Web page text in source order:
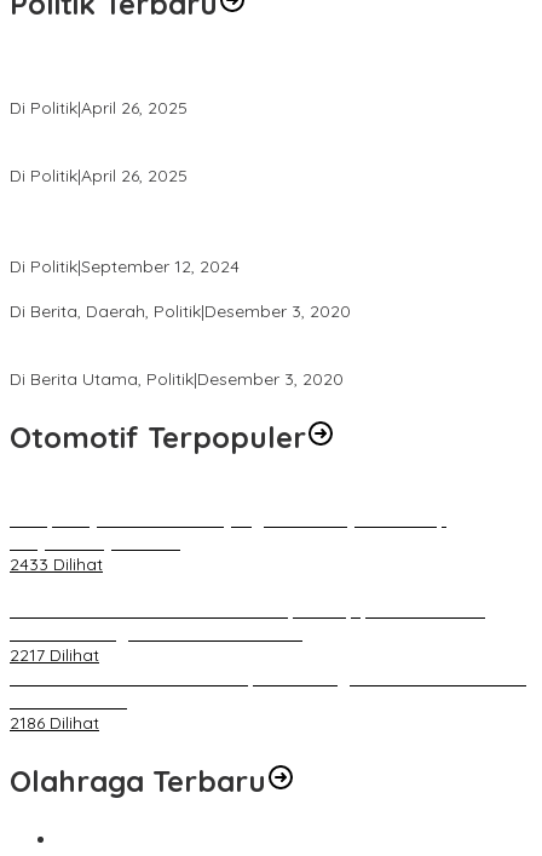
Di Politik|April 26, 2025
Di Politik|April 26, 2025
Di Politik|September 12, 2024
Di Berita, Daerah, Politik|Desember 3, 2020
Di Berita Utama, Politik|Desember 3, 2020
Otomotif Terpopuler
2433 Dilihat
2217 Dilihat
2186 Dilihat
Olahraga Terbaru